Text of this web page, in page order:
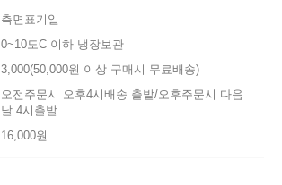
측면표기일
0~10도C 이하 냉장보관
3,000(50,000원 이상 구매시 무료배송)
오전주문시 오후4시배송 출발/오후주문시 다음
날 4시출발
16,000원